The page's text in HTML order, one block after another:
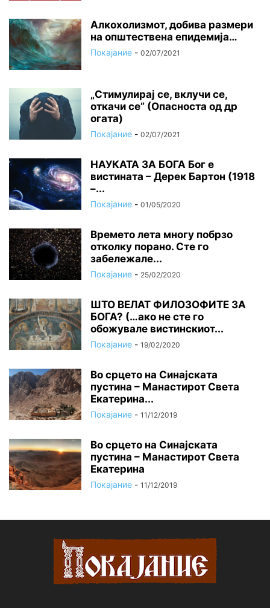
Алкохолизмот, добива размери
на општествена епидемија…
Покајание - 02/07/2021
„Стимулирај се, вклучи се,
откачи се” (Опасноста од др
огата)
Покајание - 02/07/2021
НАУКАТА ЗА БОГА Бог е
вистината – Дерек Бартон (1918
–...
Покајание - 01/05/2020
Времето лета многу побрзо
отколку порано. Сте го
забележале...
Покајание - 25/02/2020
ШТО ВЕЛАТ ФИЛОЗОФИТЕ ЗА
БОГА? (…ако не сте го
обожувале вистинскиот...
Покајание - 19/02/2020
Во срцето на Синајската
пустина – Манастирот Света
Екатерина...
Покајание - 11/12/2019
Во срцето на Синајската
пустина – Манастирот Света
Екатерина
Покајание - 11/12/2019